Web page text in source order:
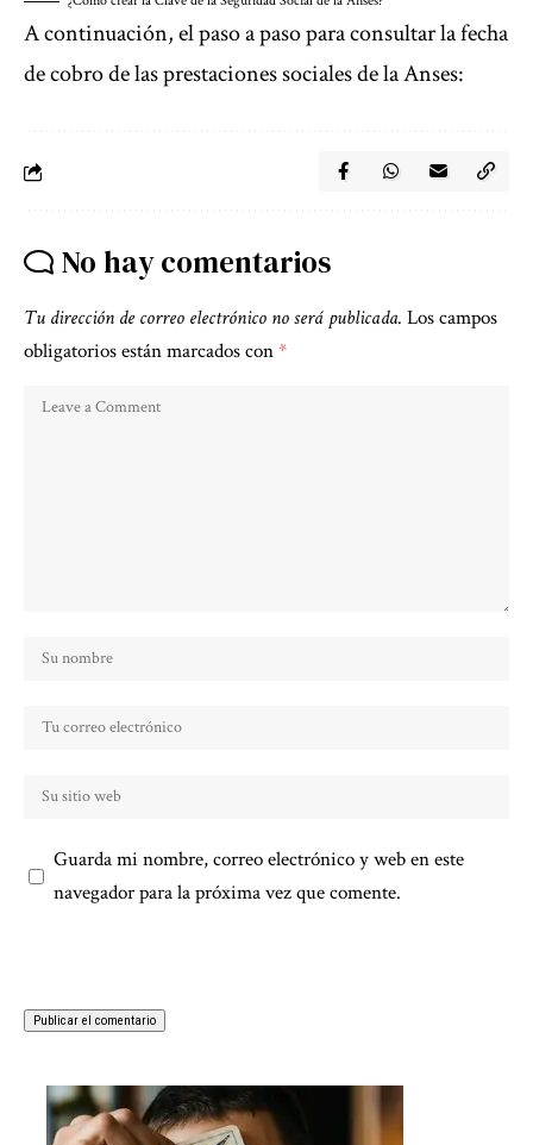
A continuación, el paso a paso para consultar la fecha
de cobro de las prestaciones sociales de la Anses:
No hay comentarios
Tu dirección de correo electrónico no será publicada. Los campos
obligatorios están marcados con*
Guarda mi nombre, correo electrónico y web en este
navegador para la próxima vez que comente.